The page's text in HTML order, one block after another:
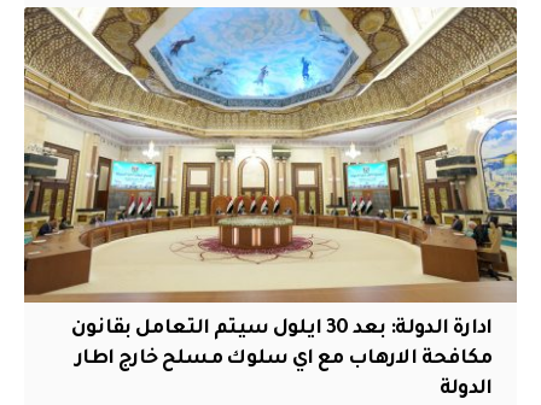
ادارة الدولة: بعد 30 ايلول سيتم التعامل بقانون
مكافحة الارهاب مع اي سلوك مسلح خارج اطار
الدولة